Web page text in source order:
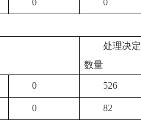
0 0
处理决定
数量
0 526
0 82